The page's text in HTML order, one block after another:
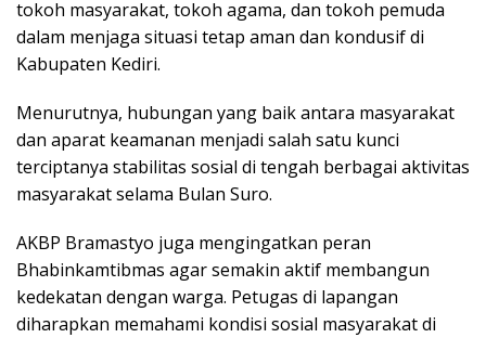
tokoh masyarakat, tokoh agama, dan tokoh pemuda
dalam menjaga situasi tetap aman dan kondusif di
Kabupaten Kediri.
Menurutnya, hubungan yang baik antara masyarakat
dan aparat keamanan menjadi salah satu kunci
terciptanya stabilitas sosial di tengah berbagai aktivitas
masyarakat selama Bulan Suro.
AKBP Bramastyo juga mengingatkan peran
Bhabinkamtibmas agar semakin aktif membangun
kedekatan dengan warga. Petugas di lapangan
diharapkan memahami kondisi sosial masyarakat di